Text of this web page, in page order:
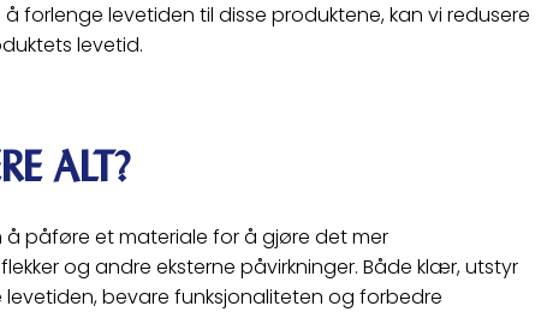
forlenge levetiden til disse produktene, kan vi redusere
levetid.
ALT?
å påføre et materiale for å gjøre det mer
og andre eksterne påvirkninger. Både klær, utstyr
bevare funksjonaliteten og forbedre